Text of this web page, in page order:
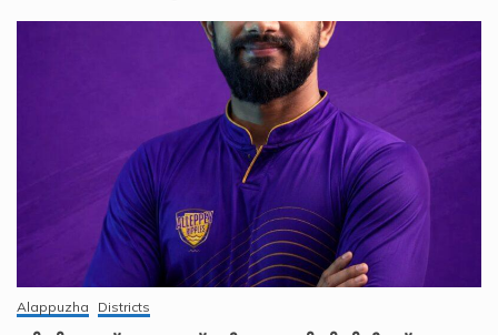
Alappuzha Districts